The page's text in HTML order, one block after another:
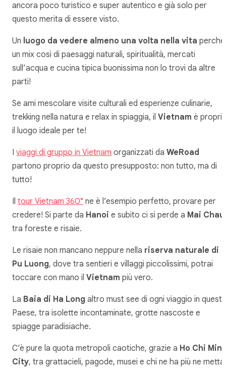
ancora poco turistico e super autentico e già solo per
questo merita di essere visto.
Un luogo da vedere almeno una volta nella vita perché
un mix così di paesaggi naturali, spiritualità, mercati
sull’acqua e cucina tipica buonissima non lo trovi da altre
parti!
Se ami mescolare visite culturali ed esperienze culinarie,
trekking nella natura e relax in spiaggia, il Vietnam è
il luogo ideale per te!
I viaggi di gruppo in Vietnam organizzati da WeRoad
partono proprio da questo presupposto: non tutto, ma di
tutto!
Il tour Vietnam 360° ne è l’esempio perfetto, provare per
credere! Si parte da Hanoi e subito ci si perde a Mai Chau
tra foreste e risaie.
Le risaie non mancano neppure nella riserva naturale di
Pu Luong, dove tra sentieri e villaggi piccolissimi, potrai
toccare con mano il Vietnam più vero.
La Baia di Ha Long altro must see di ogni viaggio in
Paese, tra isolette incontaminate, grotte nascoste e
spiagge paradisiache.
C’è pure la quota metropoli caotiche, grazie a Ho Chi
City, tra grattacieli, pagode, musei e chi ne ha più ne metta!